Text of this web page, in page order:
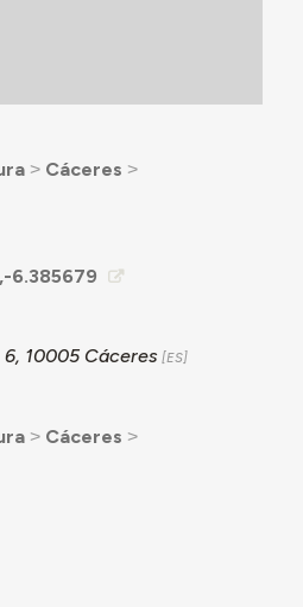
˃ Cáceres ˃
6.385679
6, 10005 Cáceres
˃ Cáceres ˃